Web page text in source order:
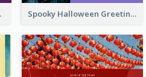
Card Spooky Halloween Greeting Card